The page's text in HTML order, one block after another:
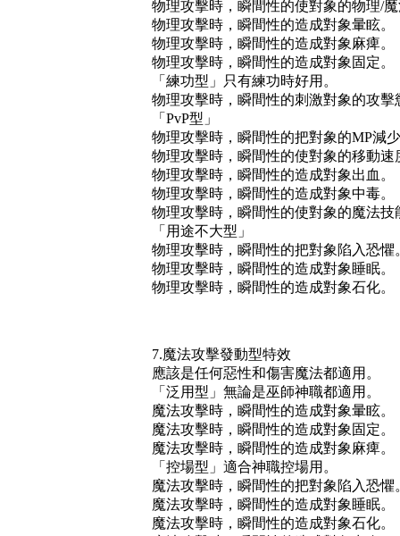
物理攻擊時，瞬間性的使對象的物理/
物理攻擊時，瞬間性的造成對象暈眩。
物理攻擊時，瞬間性的造成對象麻痺。
物理攻擊時，瞬間性的造成對象固定。
「練功型」只有練功時好用。
物理攻擊時，瞬間性的刺激對象的攻擊
「PvP型」
物理攻擊時，瞬間性的把對象的MP減
物理攻擊時，瞬間性的使對象的移動速
物理攻擊時，瞬間性的造成對象出血。
物理攻擊時，瞬間性的造成對象中毒。
物理攻擊時，瞬間性的使對象的魔法技
「用途不大型」
物理攻擊時，瞬間性的把對象陷入恐懼
物理攻擊時，瞬間性的造成對象睡眠。
物理攻擊時，瞬間性的造成對象石化。
7.魔法攻擊發動型特效
應該是任何惡性和傷害魔法都適用。
「泛用型」無論是巫師神職都適用。
魔法攻擊時，瞬間性的造成對象暈眩。
魔法攻擊時，瞬間性的造成對象固定。
魔法攻擊時，瞬間性的造成對象麻痺。
「控場型」適合神職控場用。
魔法攻擊時，瞬間性的把對象陷入恐懼
魔法攻擊時，瞬間性的造成對象睡眠。
魔法攻擊時，瞬間性的造成對象石化。